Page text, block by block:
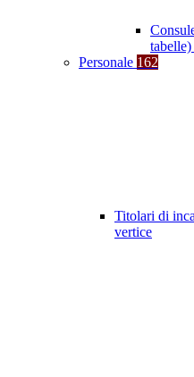
tabelle)
Personale 162
Titolari di
vertice